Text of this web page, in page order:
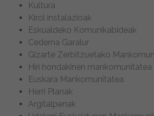
Kultura
Kirol instalazioak
Eskualdeko Komunikabideak
Cederna Garalur
Gizarte Zerbitzuetako
Hiri hondakinen mankomunitatea
Euskara Mankomunitatea
Herri Planak
Argitalpenak